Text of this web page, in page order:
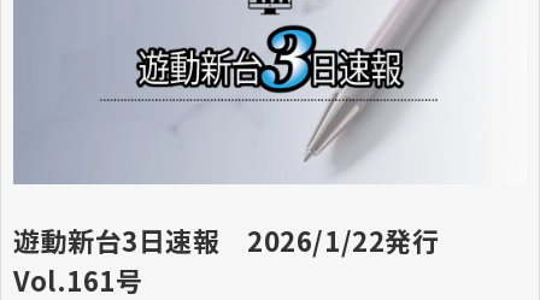
ブログ
会社概要
遊動新台3日速報 2026/1/22発行
Vol.161号